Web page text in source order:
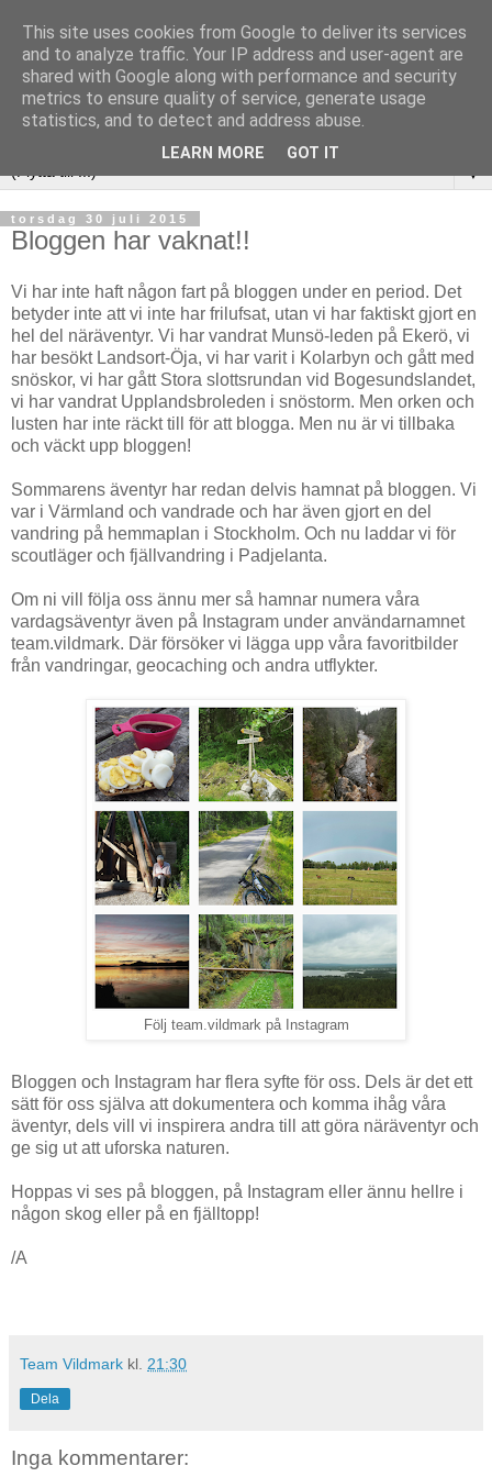
▼
torsdag 30 juli 2015
Bloggen har vaknat!!
Vi har inte haft någon fart på bloggen under en period. Det
betyder inte att vi inte har frilufsat, utan vi har faktiskt gjort en
hel del näräventyr. Vi har vandrat Munsö-leden på Ekerö, vi
har besökt Landsort-Öja, vi har varit i Kolarbyn och gått med
snöskor, vi har gått Stora slottsrundan vid Bogesundslandet,
vi har vandrat Upplandsbroleden i snöstorm. Men orken och
lusten har inte räckt till för att blogga. Men nu är vi tillbaka
och väckt upp bloggen!
Sommarens äventyr har redan delvis hamnat på bloggen. Vi
var i Värmland och vandrade och har även gjort en del
vandring på hemmaplan i Stockholm. Och nu laddar vi för
scoutläger och fjällvandring i Padjelanta.
Om ni vill följa oss ännu mer så hamnar numera våra
vardagsäventyr även på Instagram under användarnamnet
team.vildmark. Där försöker vi lägga upp våra favoritbilder
från vandringar, geocaching och andra utflykter.
Följ team.vildmark på Instagram
Bloggen och Instagram har flera syfte för oss. Dels är det ett
sätt för oss själva att dokumentera och komma ihåg våra
äventyr, dels vill vi inspirera andra till att göra näräventyr och
ge sig ut att uforska naturen.
Hoppas vi ses på bloggen, på Instagram eller ännu hellre i
någon skog eller på en fjälltopp!
/A
Team Vildmark kl. 21:30
Dela
Inga kommentarer:
This site uses cookies from Google to deliver its services
and to analyze traffic. Your IP address and user-agent are
shared with Google along with performance and security
metrics to ensure quality of service, generate usage
statistics, and to detect and address abuse.
LEARN MORE GOT IT